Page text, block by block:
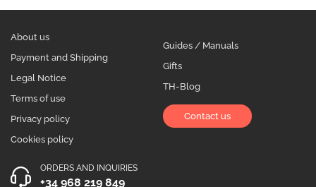
About us
Payment and Shipping
Legal Notice
Terms of use
Privacy policy
Cookies policy
Guides / Manuals
Gifts
TH-Blog
Contact us
ORDERS AND INQUIRIES
+34 968 219 849